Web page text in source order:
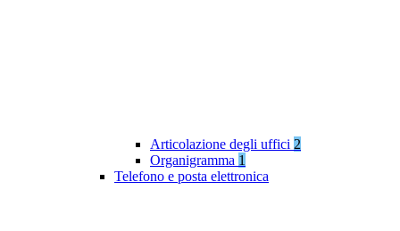
Articolazione degli uffici 2
Organigramma 1
Telefono e posta elettronica